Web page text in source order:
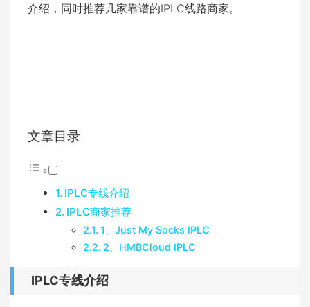
介绍，同时推荐几家靠谱的IPLC线路商家。
文章目录
IPLC专线介绍
IPLC商家推荐
1、Just My Socks IPLC
2、HMBCloud IPLC
IPLC专线介绍